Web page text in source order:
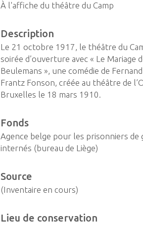
À l'affiche du théâtre du Camp
Description
Le 21 octobre 1917, le théâtre du
soirée d’ouverture avec « Le Mariage
Beulemans », une comédie de
Frantz Fonson, créée au théâtre de
Bruxelles le 18 mars 1910.
Fonds
Agence belge pour les prisonniers de
internés (bureau de Liège)
Source
(Inventaire en cours)
Lieu de conservation